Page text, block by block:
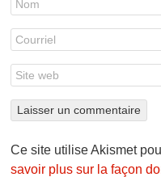
Ce site utilise Akismet
savoir plus sur la façon